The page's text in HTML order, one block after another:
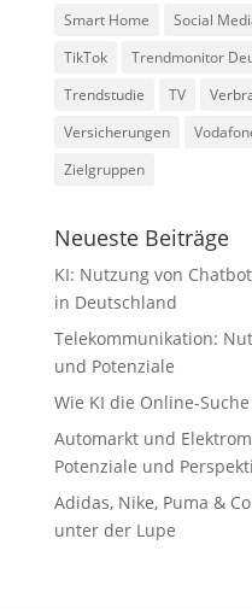
Smart Home
Social
TikTok
Trendmonitor
Trendstudie
TV
Versicherungen
Zielgruppen
Neueste Beiträge
KI: Nutzung von
in Deutschland
Telekommunikation:
und Potenziale
Wie KI die Online-
Automarkt und
Potenziale und
Adidas, Nike, Puma &
unter der Lupe